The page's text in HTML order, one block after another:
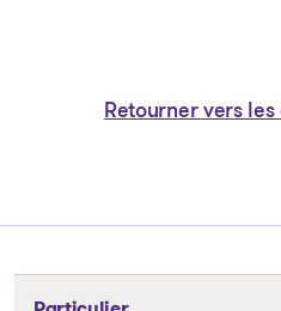
Retourner vers